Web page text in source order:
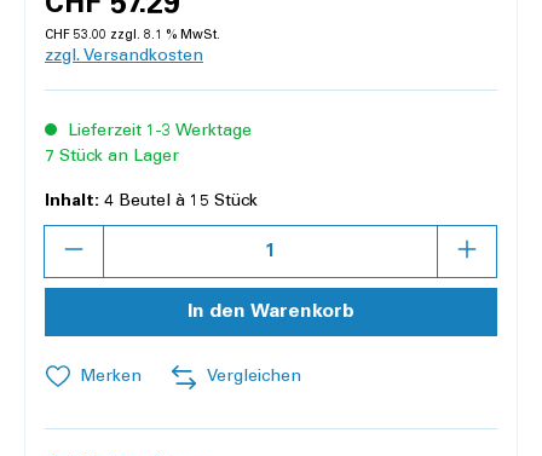
CHF 53.00 zzgl. 8.1 % MwSt.
zzgl. Versandkosten
Lieferzeit 1-3 Werktage
7 Stück an Lager
Inhalt: 4 Beutel à 15 Stück
In den Warenkorb
Merken Vergleichen